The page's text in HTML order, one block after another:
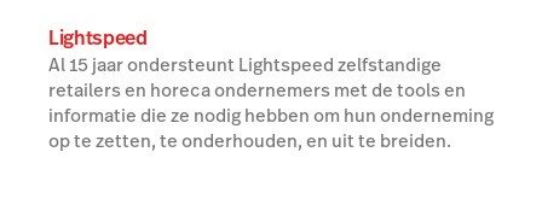
Lightspeed
Al 15 jaar ondersteunt Lightspeed zelfstandige
retailers en horeca ondernemers met de tools en
informatie die ze nodig hebben om hun onderneming
op te zetten, te onderhouden, en uit te breiden.